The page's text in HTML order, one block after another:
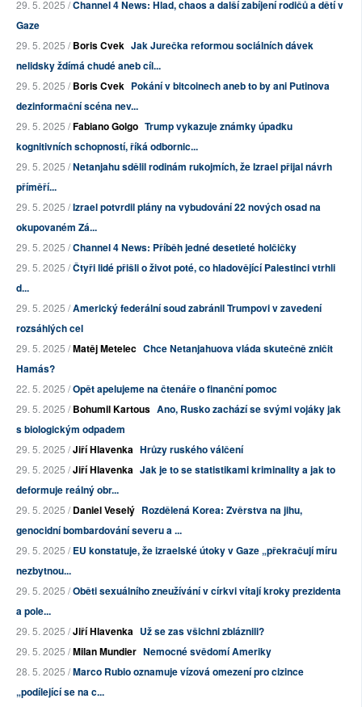
29. 5. 2025 /Channel 4 News: Hlad, chaos a další zabíjení rodičů a dětí v
Gaze
29. 5. 2025 /Boris Cvek Jak Jurečka reformou sociálních dávek
nelidsky ždímá chudé aneb cíl...
29. 5. 2025 /Boris Cvek Pokání v bitcoinech aneb to by ani Putinova
dezinformační scéna nev...
29. 5. 2025 /Fabiano Golgo Trump vykazuje známky úpadku
kognitivních schopností, říká odbornic...
29. 5. 2025 /Netanjahu sdělil rodinám rukojmích, že Izrael přijal návrh
příměří...
29. 5. 2025 /Izrael potvrdil plány na vybudování 22 nových osad na
okupovaném Zá...
29. 5. 2025 /Channel 4 News: Příběh jedné desetieté holčičky
29. 5. 2025 /Čtyři lidé přišli o život poté, co hladovějící Palestinci vtrhli
d...
29. 5. 2025 /Americký federální soud zabránil Trumpovi v zavedení
rozsáhlých cel
29. 5. 2025 /Matěj Metelec Chce Netanjahuova vláda skutečně zničit
Hamás?
22. 5. 2025 /Opět apelujeme na čtenáře o finanční pomoc
29. 5. 2025 /Bohumil Kartous Ano, Rusko zachází se svými vojáky jak
s biologickým odpadem
29. 5. 2025 /Jiří Hlavenka Hrůzy ruského válčení
29. 5. 2025 /Jiří Hlavenka Jak je to se statistikami kriminality a jak to
deformuje reálný obr...
29. 5. 2025 /Daniel Veselý Rozdělená Korea: Zvěrstva na jihu,
genocidní bombardování severu a ...
29. 5. 2025 /EU konstatuje, že izraelské útoky v Gaze „překračují míru
nezbytnou...
29. 5. 2025 /Oběti sexuálního zneužívání v církvi vítají kroky prezidenta
a pole...
29. 5. 2025 /Jiří Hlavenka Už se zas všichni zbláznili?
29. 5. 2025 /Milan Mundier Nemocné svědomí Ameriky
28. 5. 2025 /Marco Rubio oznamuje vízová omezení pro cizince
„podílející se na c...